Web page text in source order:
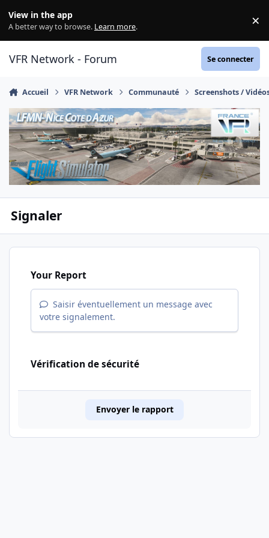
View in the app
A better way to browse. Learn more. ×
VFR Network - Forum Se connecter
Accueil VFR Network Communauté Screenshots /
Signaler
Your Report
Saisir éventuellement un message avec
votre signalement.
Vérification de sécurité
Envoyer le rapport